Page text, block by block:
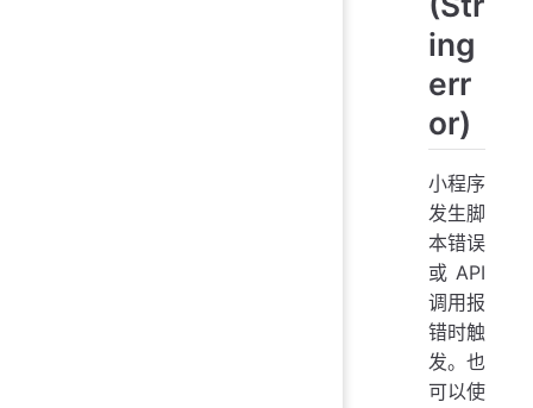
ing
err
or)
小程序
发生脚
本错误
或 API
调用报
错时触
发。也
可以使